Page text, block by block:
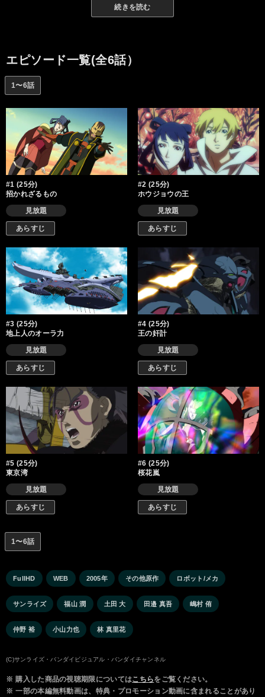
が生えた空飛ぶ戦艦だった。戦艦には美しい姫が乗っていた。バ
イストン・ウェルにあるホウジョウ国のリュクスと名乗った少女
続きを読む
エピソード一覧(全6話）
1〜6話
#1 (25分)
招かれざるもの
見放題
あらすじ
#2 (25分)
ホウジョウの王
見放題
あらすじ
#3 (25分)
地上人のオーラ力
見放題
あらすじ
#4 (25分)
王の奸計
見放題
あらすじ
#5 (25分)
東京湾
見放題
あらすじ
#6 (25分)
桜花嵐
見放題
あらすじ
1〜6話
FullHD WEB 2005年 その他原作 ロボット/メカ
サンライズ 福山 潤 土田 大 田邉 真吾 嶋村 侑
仲野 裕 小山力也 林 真里花
(C)サンライズ・バンダイビジュアル・バンダイチャンネル
※ 購入した商品の視聴期限についてはこちらをご覧ください。
※ 一部の本編無料動画は、特典・プロモーション動画に含まれることがあり